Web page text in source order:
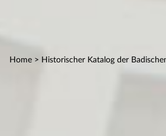
Home > Historischer Katalog der